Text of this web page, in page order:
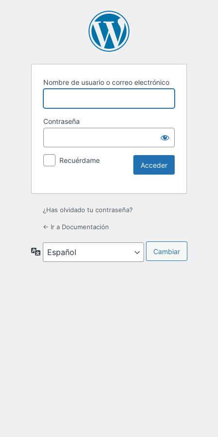
Nombre de usuario o correo electrónico
Contraseña
Recuérdame
¿Has olvidado tu contraseña?
← Ir a Documentación
Idioma